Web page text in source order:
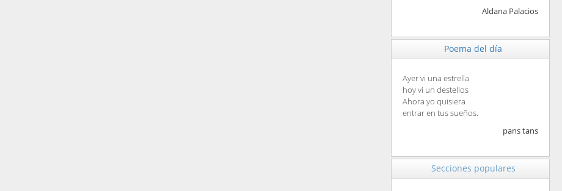
Aldana Palacios
Poema del día
Ayer vi una estrella
hoy vi un destellos
Ahora yo quisiera
entrar en tus sueños.
pans tans
Secciones populares